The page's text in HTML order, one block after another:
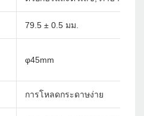
79.5 ± 0.5 มม.
φ45mm
การโหลดกระดาษง่าย